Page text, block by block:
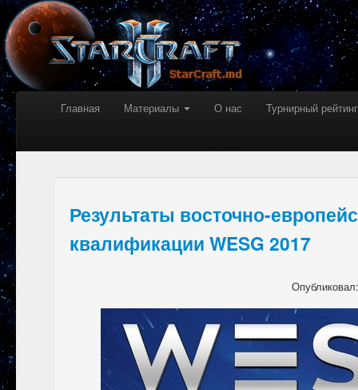
Главная Материалы О нас Турнирный рейтинг
Результаты восточно-
квалификации WESG 2017